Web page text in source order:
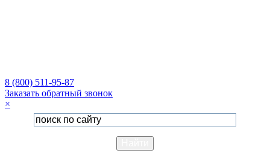
8 (800) 511-95-87
Заказать обратный звонок
×